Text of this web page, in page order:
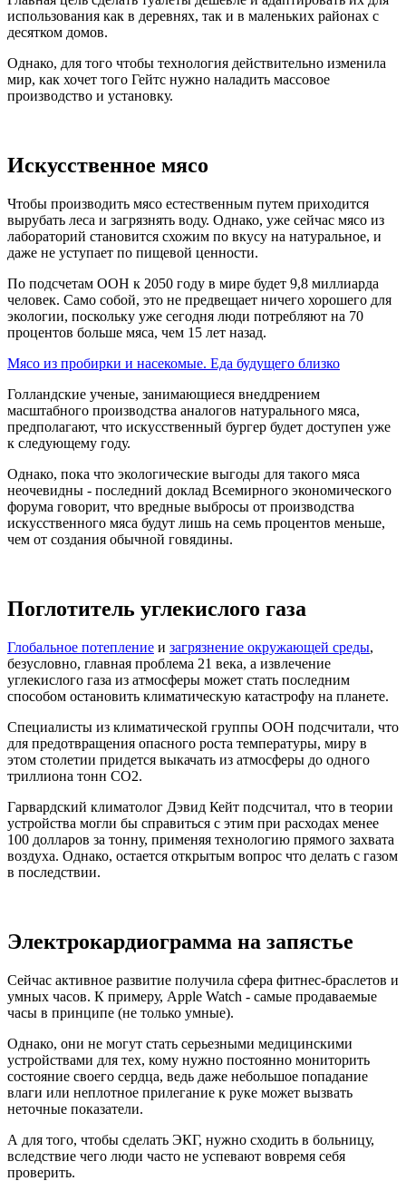
использования как в деревнях, так и в маленьких районах с
десятком домов.
Однако, для того чтобы технология действительно изменила
мир, как хочет того Гейтс нужно наладить массовое
производство и установку.
Искусственное мясо
Чтобы производить мясо естественным путем приходится
вырубать леса и загрязнять воду. Однако, уже сейчас мясо из
лабораторий становится схожим по вкусу на натуральное, и
даже не уступает по пищевой ценности.
По подсчетам ООН к 2050 году в мире будет 9,8 миллиарда
человек. Само собой, это не предвещает ничего хорошего для
экологии, поскольку уже сегодня люди потребляют на 70
процентов больше мяса, чем 15 лет назад.
Мясо из пробирки и насекомые. Еда будущего близко
Голландские ученые, занимающиеся внеддрением
масштабного производства аналогов натурального мяса,
предполагают, что искусственный бургер будет доступен уже
к следующему году.
Однако, пока что экологические выгоды для такого мяса
неочевидны - последний доклад Всемирного экономического
форума говорит, что вредные выбросы от производства
искусственного мяса будут лишь на семь процентов меньше,
чем от создания обычной говядины.
Поглотитель углекислого газа
Глобальное потепление и загрязнение окружающей среды,
безусловно, главная проблема 21 века, а извлечение
углекислого газа из атмосферы может стать последним
способом остановить климатическую катастрофу на планете.
Специалисты из климатической группы ООН подсчитали, что
для предотвращения опасного роста температуры, миру в
этом столетии придется выкачать из атмосферы до одного
триллиона тонн СO2.
Гарвардский климатолог Дэвид Кейт подсчитал, что в теории
устройства могли бы справиться с этим при расходах менее
100 долларов за тонну, применяя технологию прямого захвата
воздуха. Однако, остается открытым вопрос что делать с газом
в последствии.
Электрокардиограмма на запястье
Сейчас активное развитие получила сфера фитнес-браслетов и
умных часов. К примеру, Apple Watch - самые продаваемые
часы в принципе (не только умные).
Однако, они не могут стать серьезными медицинскими
устройствами для тех, кому нужно постоянно мониторить
состояние своего сердца, ведь даже небольшое попадание
влаги или неплотное прилегание к руке может вызвать
неточные показатели.
А для того, чтобы сделать ЭКГ, нужно сходить в больницу,
вследствие чего люди часто не успевают вовремя себя
проверить.